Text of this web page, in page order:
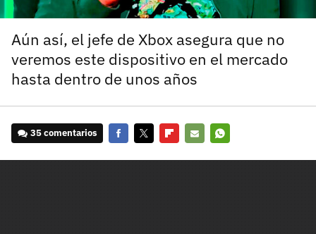
Aún así, el jefe de Xbox asegura que no
veremos este dispositivo en el mercado
hasta dentro de unos años
35 comentarios
Recupera tu acceso con Facebook
¿Ya tienes cuenta?